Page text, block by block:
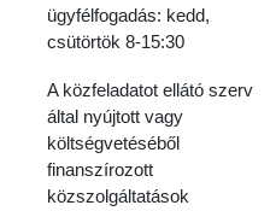
ügyfélfogadás: kedd,
csütörtök 8-15:30
A közfeladatot ellátó szerv
által nyújtott vagy
költségvetéséből
finanszírozott
közszolgáltatások